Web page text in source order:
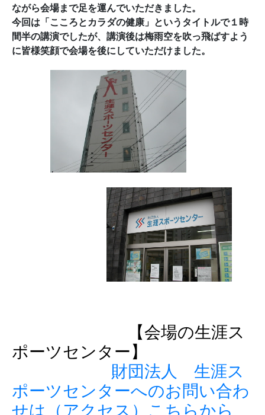
ながら会場まで足を運んでいただきました。
今回は「こころとカラダの健康」というタイトルで１時
間半の講演でしたが、講演後は梅雨空を吹っ飛ばすよう
に皆様笑顔で会場を後にしていただけました。
【会場の生涯ス
ポーツセンター】
財団法人 生涯ス
ポーツセンターへのお問い合わ
せは（アクセス）こちらから